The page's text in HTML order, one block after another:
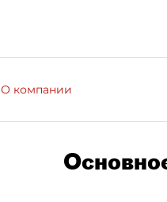
О компании